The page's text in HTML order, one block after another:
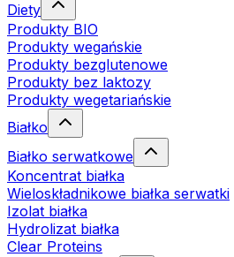
Diety
Produkty BIO
Produkty wegańskie
Produkty bezglutenowe
Produkty bez laktozy
Produkty wegetariańskie
Białko
Białko serwatkowe
Koncentrat białka
Wieloskładnikowe białka serwatki
Izolat białka
Hydrolizat białka
Clear Proteins